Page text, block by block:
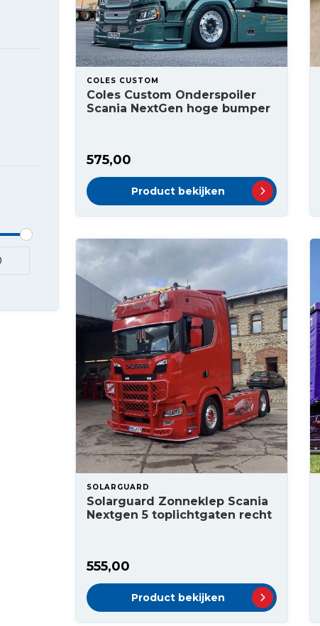
COLES CUSTOM
Coles Custom Onderspoiler
Scania NextGen hoge bumper
575,00
Product bekijken
SOLARGUARD
Solarguard Zonneklep Scania
Nextgen 5 toplichtgaten recht
555,00
Product bekijken